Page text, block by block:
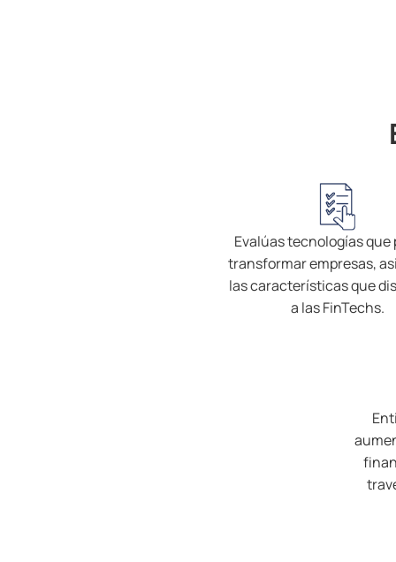
Evalúas tecnologías que
transformar empresas,
las características que
a las FinTechs.